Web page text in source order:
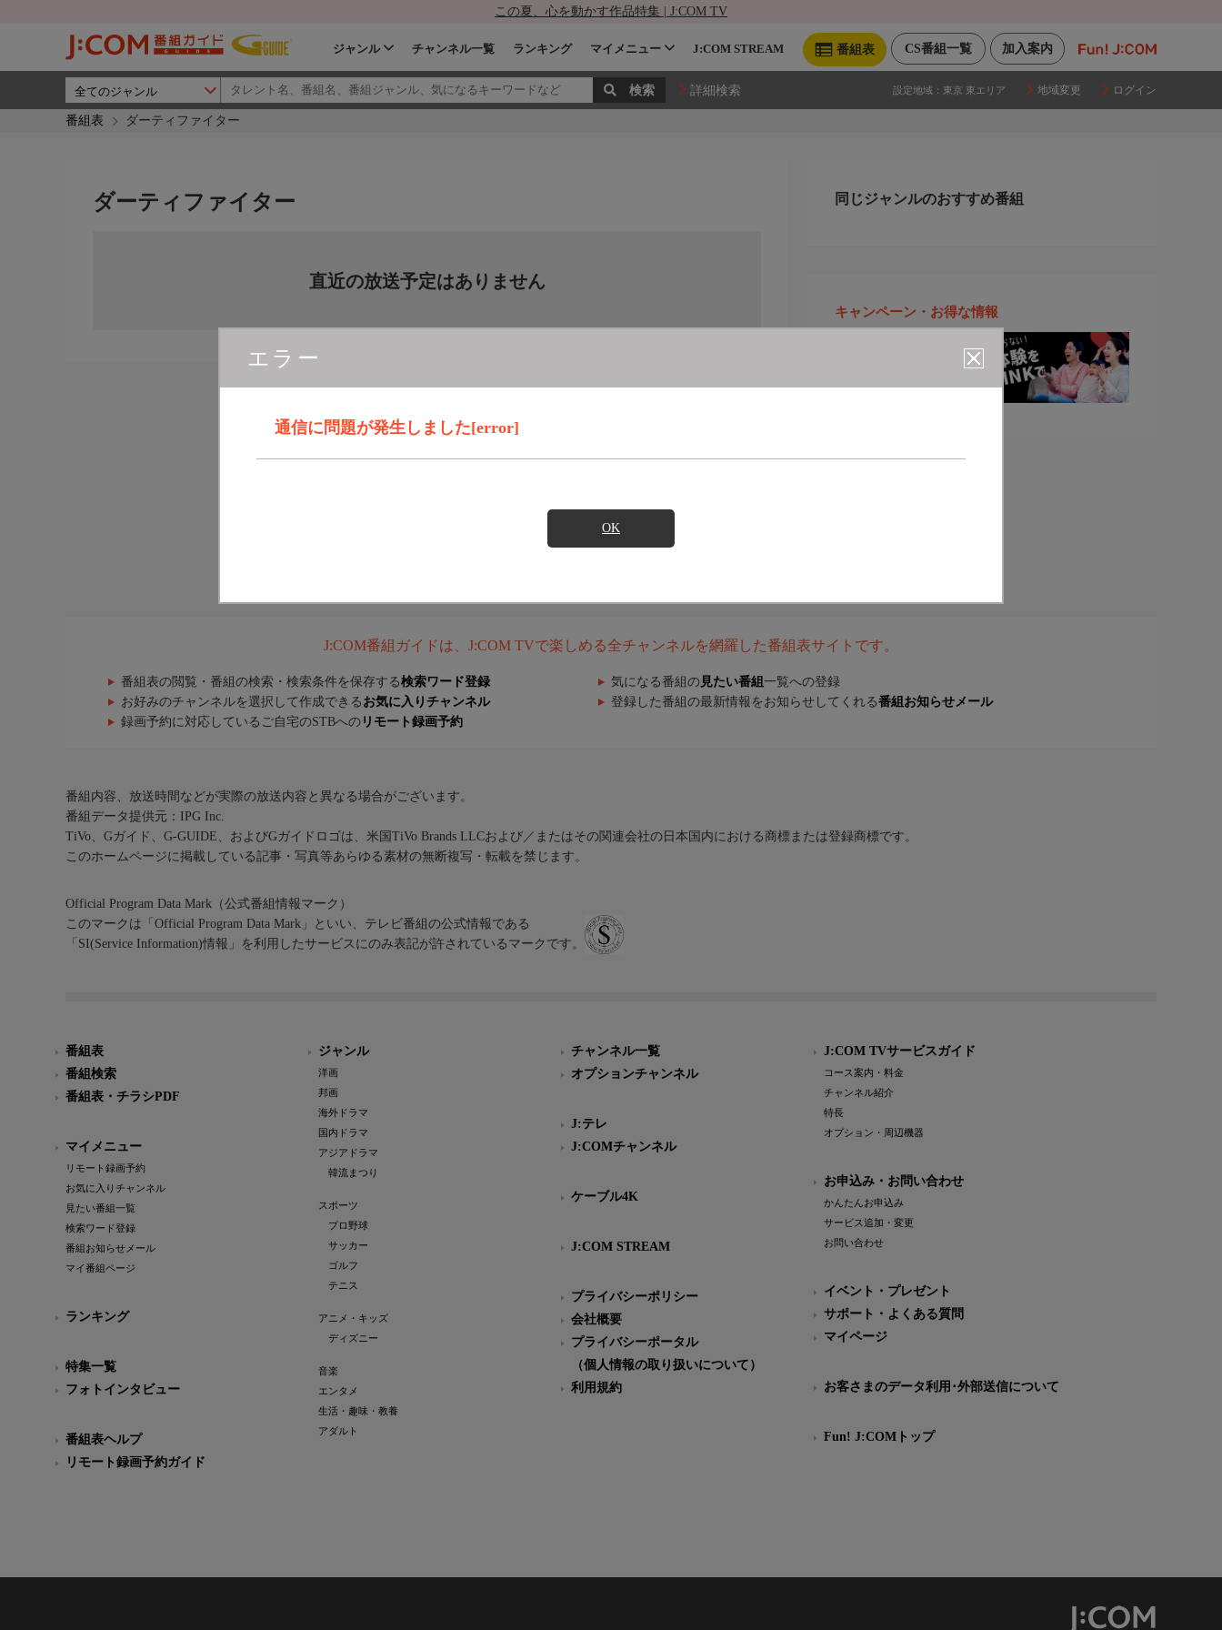
この夏、心を動かす作品特集 | J:COM TV
加入案内
CS番組一覧
番組表
ジャンル チャンネル一覧 ランキング マイメニュー J:COM STREAM
詳細検索 設定地域： 東京 東エリア 地域変更 ログイン
番組表 ダーティファイター
エラー
通信に問題が発生しました[error]
OK
ダーティファイター
直近の放送予定はありません
同じジャンルのおすすめ番組
キャンペーン・お得な情報
J:COM番組ガイドは、J:COM TVで楽しめる全チャンネルを網羅した番組表サイトです。
番組表の閲覧・番組の検索・検索条件を保存する検索ワード登録 気になる番組の 見たい番組 一覧への登録
お好みのチャンネルを選択して作成できる お気に入りチャンネル 登録した番組の最新情報をお知らせしてくれる番組お知らせメール
録画予約に対応しているご自宅のSTBへの リモート録画予約
番組内容、放送時間などが実際の放送内容と異なる場合がございます。
番組データ提供元：IPG Inc.
TiVo、Gガイド、G-GUIDE、およびGガイドロゴは、米国TiVo Brands LLCおよび／またはその関連会社の日本国内における商標または登録商標です。
このホームページに掲載している記事・写真等あらゆる素材の無断複写・転載を禁じます。
Official Program Data Mark（公式番組情報マーク）
このマークは「Official Program Data Mark」といい、テレビ番組の公式情報である
「SI(Service Information)情報」を利用したサービスにのみ表記が許されているマークです。
番組表
番組検索
番組表・チラシPDF
マイメニュー
リモート録画予約
お気に入りチャンネル
見たい番組一覧
検索ワード登録
番組お知らせメール
マイ番組ページ
ランキング
特集一覧
フォトインタビュー
番組表ヘルプ
リモート録画予約ガイド
ジャンル
洋画
邦画
海外ドラマ
国内ドラマ
アジアドラマ
韓流まつり
スポーツ
プロ野球
サッカー
ゴルフ
テニス
アニメ・キッズ
ディズニー
音楽
エンタメ
生活・趣味・教養
アダルト
チャンネル一覧
オプションチャンネル
J:テレ
J:COMチャンネル
ケーブル4K
J:COM STREAM
プライバシーポリシー
会社概要
プライバシーポータル
（個人情報の取り扱いについて）
利用規約
J:COM TVサービスガイド
コース案内・料金
チャンネル紹介
特長
オプション・周辺機器
お申込み・お問い合わせ
かんたんお申込み
サービス追加・変更
お問い合わせ
イベント・プレゼント
サポート・よくある質問
マイページ
お客さまのデータ利用･外部送信について
Fun! J:COMトップ